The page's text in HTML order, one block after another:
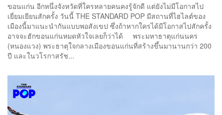
ขอนแก่น อีกหนึ่งจังหวัดที่ใครหลายคนคงรู้จักดี แต่ยังไม่มีโอกาสไป
เยี่ยมเยียนสักครั้ง วันนี้ THE STANDARD POP มีสถานที่ไฮไลต์ของ
เมืองนี้มาแนะนำกันแบบพอสังเขป ซึ่งถ้าหากใครได้มีโอกาสไปสักครั้ง
อาจจะฮักขอนแก่นหมดหัวใจเลยก็ว่าได้ พระมหาธาตุแก่นนคร
(หนองแวง) พระธาตุใจกลางเมืองขอนแก่นที่สร้างขึ้นมานานกว่า 200
ปี และในวโรกาสรัช...